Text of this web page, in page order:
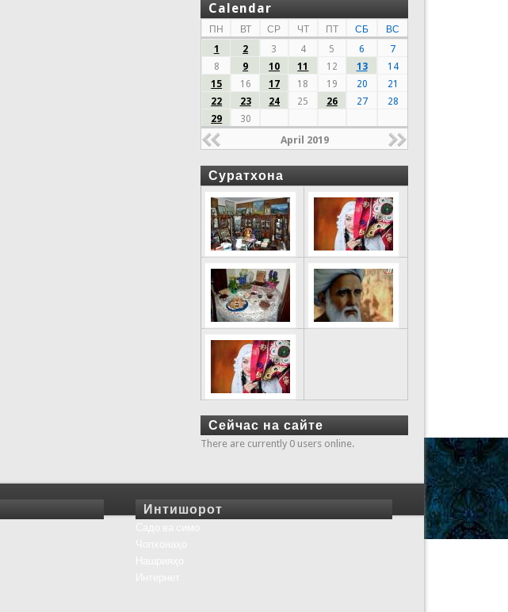
Calendar
ПН ВТ СР ЧТ ПТ СБ
ВС
1
2 3 4 5 6
7
8
9 10 11 12 13
14
15
16 17 18 19 20
21
22
23 24 25 26 27
28
29
30
April 2019
Суратхона
Сейчас на сайте
There are currently 0 users online.
Интишорот